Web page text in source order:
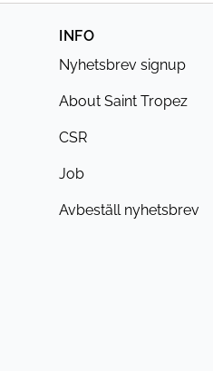
INFO
Nyhetsbrev signup
About Saint Tropez
CSR
Job
Avbeställ nyhetsbrev